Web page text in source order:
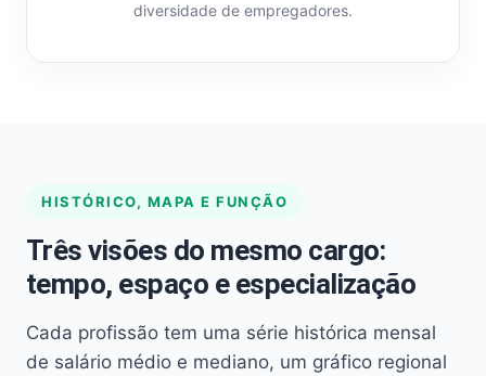
diversidade de empregadores.
HISTÓRICO, MAPA E FUNÇÃO
Três visões do mesmo cargo:
tempo, espaço e especialização
Cada profissão tem uma série histórica mensal
de salário médio e mediano, um gráfico regional